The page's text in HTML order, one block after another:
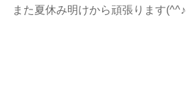
また夏休み明けから頑張ります(^^♪